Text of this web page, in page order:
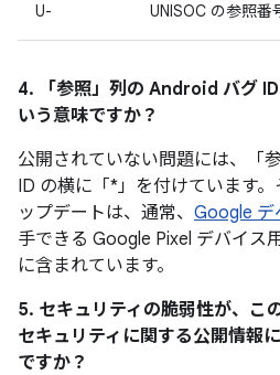
U- UNISOC の参照番
4. 「参照」 列の Android バグ
いう意味ですか？
公開されていない問題には、「参
ID の横に「*」を付けています
ップデートは、通常、 Google デ
手できる Google Pixel デバイス
に含まれています。
5. セキュリティの脆弱性が、こ
セキュリティに関する公開情報
ですか？